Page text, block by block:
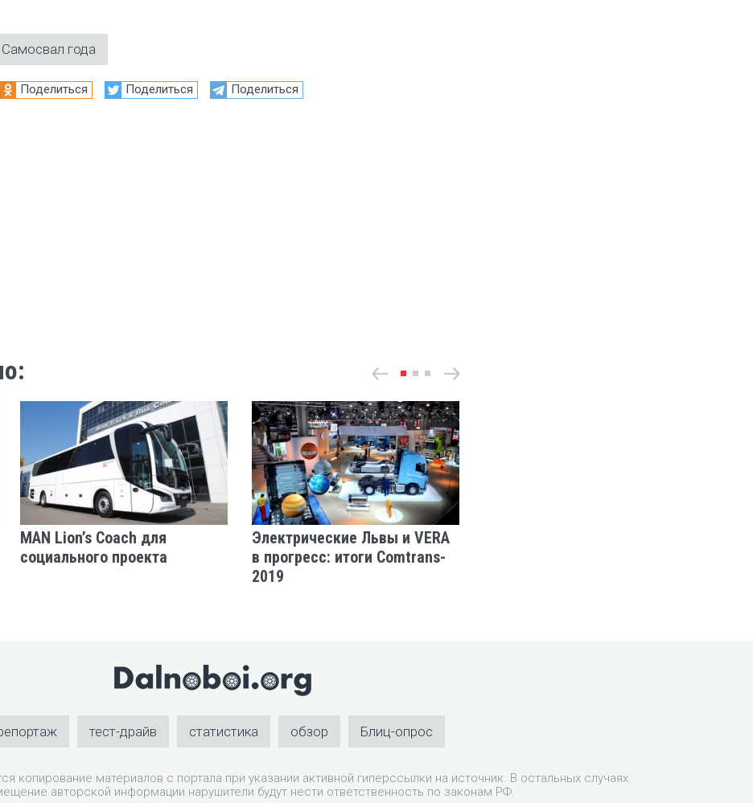
Самосвал года
Поделиться Поделиться Поделиться
MAN Lion’s Coach для
социального проекта
Электрические Львы и VERA
в прогресс: итоги Comtrans-
2019
тест-драйв статистика обзор Блиц-опрос
копирование материалов с портала при указании активной гиперссылки на источник. В остальных случаях
авторской информации нарушители будут нести ответственность по законам РФ.